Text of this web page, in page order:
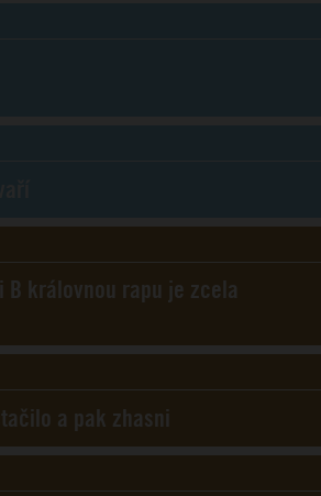
B královnou rapu je zcela
a pak zhasni